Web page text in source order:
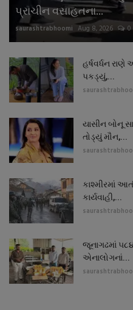
પ્રાચીન વસાહતના...
saurashtrabhoomi Aug 8, 2026 0
હર્ષવર્ધન
પકડ્યું,...
યાસીન બોનૂ
તોડ્યું મૌન,...
કાશ્મીરમાં
કાર્યવાહી,...
જૂનાગઢમાં
એનાલોગનાં...